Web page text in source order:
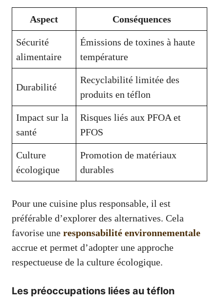
Aspect Conséquences
Sécurité
alimentaire
Émissions de toxines à haute
température
Durabilité
Recyclabilité limitée des
produits en téflon
Impact sur la
santé
Risques liés aux PFOA et
PFOS
Culture
écologique
Promotion de matériaux
durables
Pour une cuisine plus responsable, il est
préférable d’explorer des alternatives. Cela
favorise une responsabilité environnementale
accrue et permet d’adopter une approche
respectueuse de la culture écologique.
Les préoccupations liées au téflon